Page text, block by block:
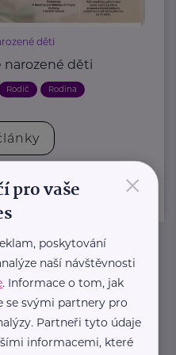
děti
narozené děti
Rodič Rodina
inspirace na každý den,
zkušeností. Takový je
×
pro vaše
poskytování
naší návštěvnosti
. Informace o tom, jak
se svými partnery pro
Partneři tyto údaje
informacemi, které